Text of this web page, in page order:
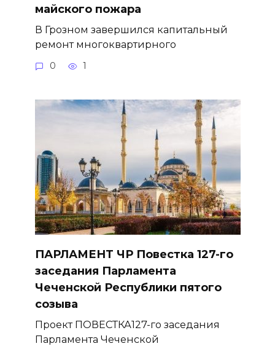
майского пожара
В Грозном завершился капитальный
ремонт многоквартирного
0 1
ПАРЛАМЕНТ ЧР Повестка 127-го
заседания Парламента
Чеченской Республики пятого
созыва
Проект ПОВЕСТКА127-го заседания
Парламента Чеченской